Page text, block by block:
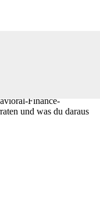
Finance-
und was du daraus